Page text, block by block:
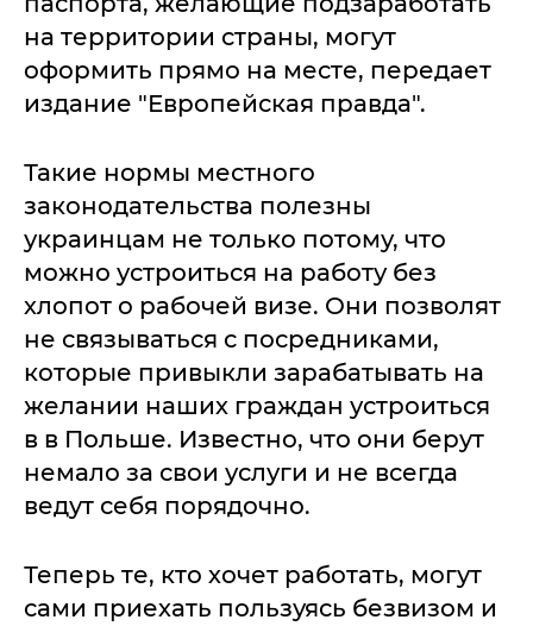
на территории страны, могут
оформить прямо на месте, передает
издание "Европейская правда".
Такие нормы местного
законодательства полезны
украинцам не только потому, что
можно устроиться на работу без
хлопот о рабочей визе. Они позволят
не связываться с посредниками,
которые привыкли зарабатывать на
желании наших граждан устроиться
в в Польше. Известно, что они берут
немало за свои услуги и не всегда
ведут себя порядочно.
Теперь те, кто хочет работать, могут
сами приехать пользуясь безвизом и